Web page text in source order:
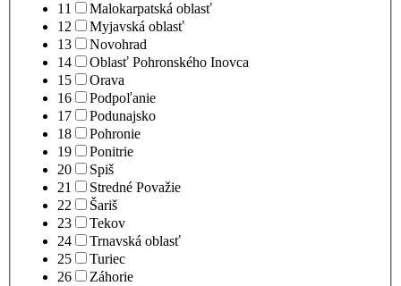
11
Malokarpatská oblasť
12
Myjavská oblasť
13
Novohrad
14
Oblasť Pohronského Inovca
15
Orava
16
Podpoľanie
17
Podunajsko
18
Pohronie
19
Ponitrie
20
Spiš
21
Stredné Považie
22
Šariš
23
Tekov
24
Trnavská oblasť
25
Turiec
26
Záhorie